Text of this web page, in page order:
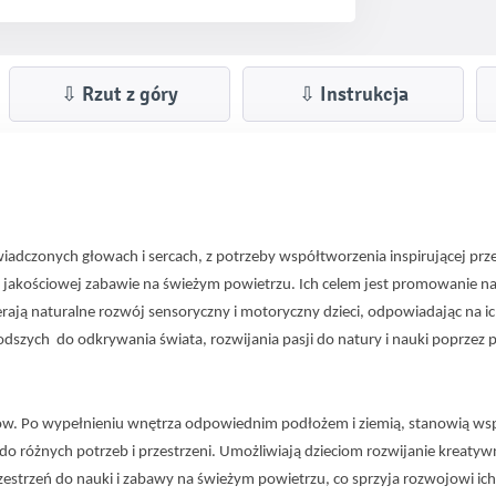
⇩ Rzut z góry ⇩ Instrukcja
głowach i sercach, z potrzeby współtworzenia inspirującej
zabawie na świeżym powietrzu. Ich celem jest promowanie
naturalne rozwój sensoryczny i motoryczny dzieci, odpowiadając na
do odkrywania świata, rozwijania pasji do natury i nauki poprzez
Po wypełnieniu wnętrza odpowiednim podłożem i ziemią, stanowią
różnych potrzeb i przestrzeni. Umożliwiają dzieciom rozwijanie
do nauki i zabawy na świeżym powietrzu, co sprzyja rozwojowi